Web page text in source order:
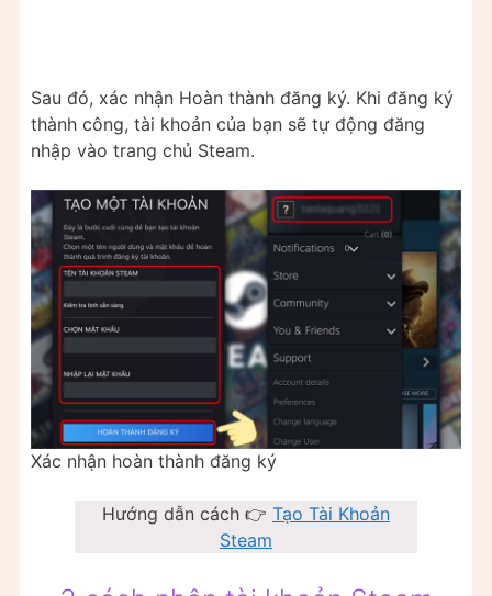
Sau đó, xác nhận Hoàn thành đăng ký. Khi đăng ký
thành công, tài khoản của bạn sẽ tự động đăng
nhập vào trang chủ Steam.
Xác nhận hoàn thành đăng ký
Hướng dẫn cách 👉 Tạo Tài Khoản
Steam